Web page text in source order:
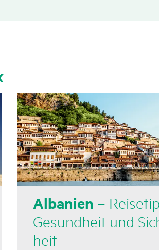
Alba­nien –
Gesund­heit und
heit